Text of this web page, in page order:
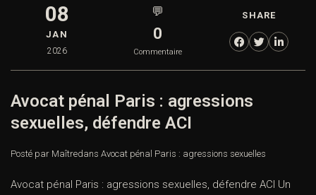
08
JAN
2026
💬
0
Commentaire
SHARE
Avocat pénal Paris : agressions
sexuelles, défendre ACI
Posté par Maîtredans Avocat pénal Paris : agressions sexuelles
Avocat pénal Paris : agressions sexuelles, défendre ACI Un